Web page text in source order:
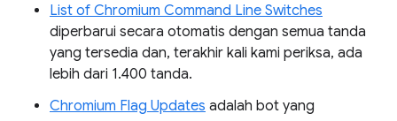
List of Chromium Command Line Switches
diperbarui secara otomatis dengan semua tanda
yang tersedia dan, terakhir kali kami periksa, ada
lebih dari 1.400 tanda.
Chromium Flag Updates adalah bot yang